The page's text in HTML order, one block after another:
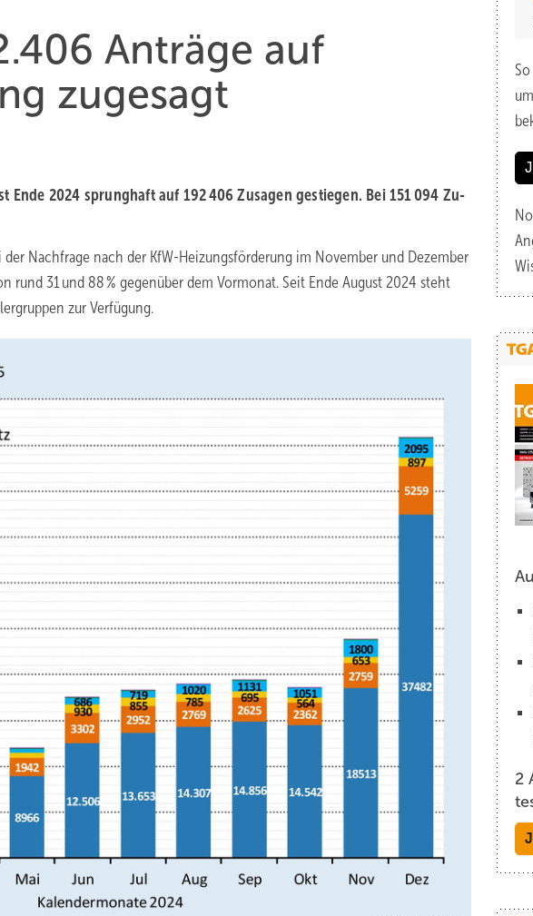
Anträge auf
zugesagt
Ende 2024 sprunghaft auf 192 406 Zu­sa­gen gestiegen. Bei 151 094 Zu­
Nachfrage nach der KfW-Heizungsförderung im November und Dezember
31 und 88 % gegenüber dem Vormonat. Seit Ende August 2024 steht
zur Verfügung.
2